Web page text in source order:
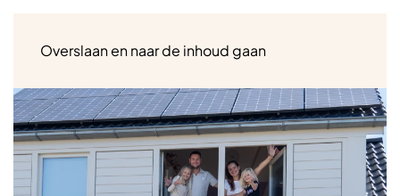
Overslaan en naar de inhoud gaan